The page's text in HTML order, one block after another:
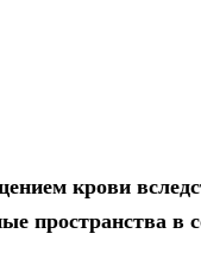
крови
пространства в